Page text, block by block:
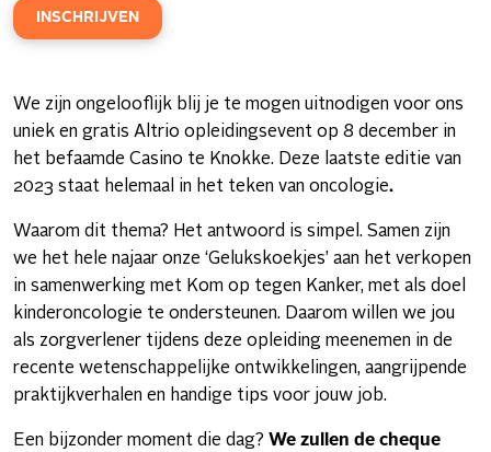
INSCHRIJVEN
We zijn ongelooflijk blij je te mogen uitnodigen voor ons
uniek en gratis Altrio opleidingsevent op 8 december in
het befaamde Casino te Knokke. Deze laatste editie van
2023 staat helemaal in het teken van oncologie.
Waarom dit thema? Het antwoord is simpel. Samen zijn
we het hele najaar onze ‘Gelukskoekjes’ aan het verkopen
in samenwerking met Kom op tegen Kanker, met als doel
kinderoncologie te ondersteunen. Daarom willen we jou
als zorgverlener tijdens deze opleiding meenemen in de
recente wetenschappelijke ontwikkelingen, aangrijpende
praktijkverhalen en handige tips voor jouw job.
Een bijzonder moment die dag? We zullen de cheque